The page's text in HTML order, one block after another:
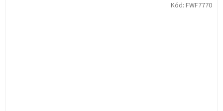
Kód: FWF7770